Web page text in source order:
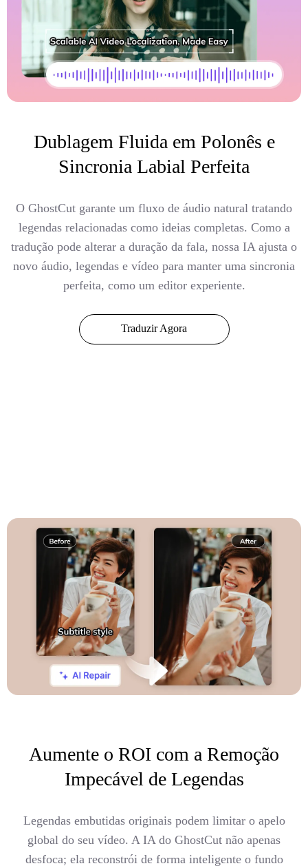
Dublagem Fluida em Polonês e
Sincronia Labial Perfeita
O GhostCut garante um fluxo de áudio natural tratando
legendas relacionadas como ideias completas. Como a
tradução pode alterar a duração da fala, nossa IA ajusta o
novo áudio, legendas e vídeo para manter uma sincronia
perfeita, como um editor experiente.
Traduzir Agora
Aumente o ROI com a Remoção
Impecável de Legendas
Legendas embutidas originais podem limitar o apelo
global do seu vídeo. A IA do GhostCut não apenas
desfoca; ela reconstrói de forma inteligente o fundo